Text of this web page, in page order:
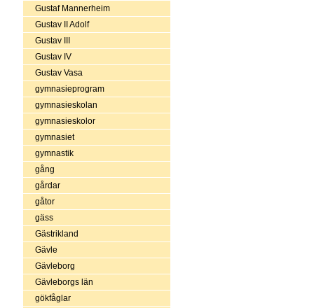
Gustaf Mannerheim
Gustav II Adolf
Gustav III
Gustav IV
Gustav Vasa
gymnasieprogram
gymnasieskolan
gymnasieskolor
gymnasiet
gymnastik
gång
gårdar
gåtor
gäss
Gästrikland
Gävle
Gävleborg
Gävleborgs län
gökfåglar